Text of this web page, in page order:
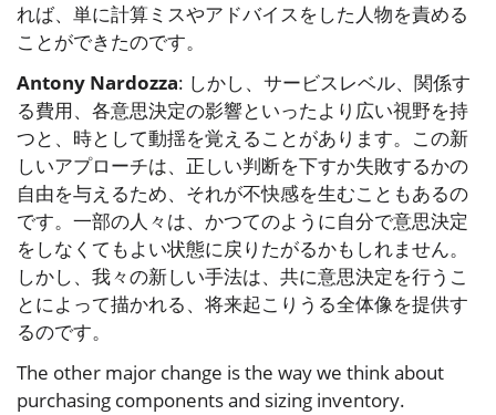
れば、単に計算ミスやアドバイスをした人物を責める
ことができたのです。
Antony Nardozza: しかし、サービスレベル、関係す
る費用、各意思決定の影響といったより広い視野を持
つと、時として動揺を覚えることがあります。この新
しいアプローチは、正しい判断を下すか失敗するかの
自由を与えるため、それが不快感を生むこともあるの
です。一部の人々は、かつてのように自分で意思決定
をしなくてもよい状態に戻りたがるかもしれません。
しかし、我々の新しい手法は、共に意思決定を行うこ
とによって描かれる、将来起こりうる全体像を提供す
るのです。
The other major change is the way we think about
purchasing components and sizing inventory.